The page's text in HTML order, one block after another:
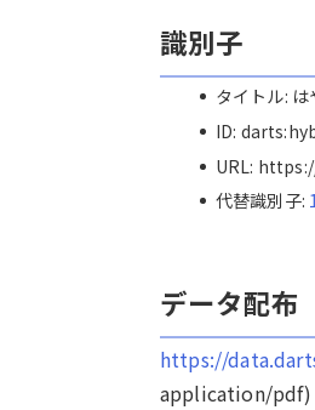
識別子
タイトル:
ID:
URL:
代替識別子:
データ配布
https://
application/pdf)